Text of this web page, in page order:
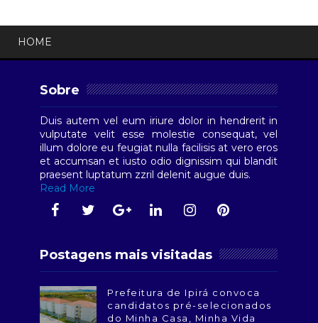
HOME
Sobre
Duis autem vel eum iriure dolor in hendrerit in
vulputate velit esse molestie consequat, vel
illum dolore eu feugiat nulla facilisis at vero eros
et accumsan et iusto odio dignissim qui blandit
praesent luptatum zzril delenit augue duis.
Read More
Postagens mais visitadas
Prefeitura de Ipirá convoca
candidatos pré-selecionados
do Minha Casa, Minha Vida